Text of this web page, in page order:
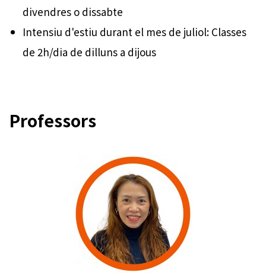
divendres o dissabte
Intensiu d'estiu durant el mes de juliol: Classes
de 2h/dia de dilluns a dijous
Professors